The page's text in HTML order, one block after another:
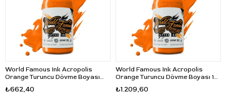
World Famous Ink Acropolis
Orange Turuncu Dövme Boyası
₺662,40
World Famous Ink Acropolis
Orange Turuncu Dövme Boyası 1oz
₺1.209,60